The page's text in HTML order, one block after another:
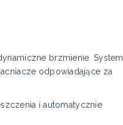
brzmienie. System
odpowiadające za
i automatycznie